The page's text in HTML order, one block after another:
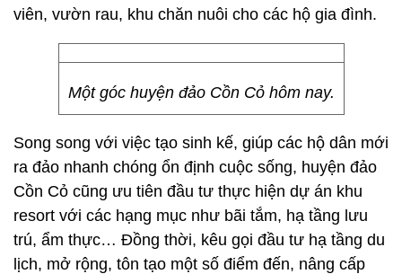
viên, vườn rau, khu chăn nuôi cho các hộ gia đình.
Một góc huyện đảo Cồn Cỏ hôm nay.
Song song với việc tạo sinh kế, giúp các hộ dân mới
ra đảo nhanh chóng ổn định cuộc sống, huyện đảo
Cồn Cỏ cũng ưu tiên đầu tư thực hiện dự án khu
resort với các hạng mục như bãi tắm, hạ tầng lưu
trú, ẩm thực… Đồng thời, kêu gọi đầu tư hạ tầng du
lịch, mở rộng, tôn tạo một số điểm đến, nâng cấp